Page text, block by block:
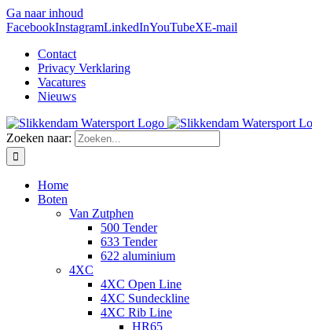
Ga naar inhoud
FacebookInstagramLinkedInYouTubeXE-mail
Contact
Privacy Verklaring
Vacatures
Nieuws
Zoeken naar:
Home
Boten
Van Zutphen
500 Tender
633 Tender
622 aluminium
4XC
4XC Open Line
4XC Sundeckline
4XC Rib Line
HR65